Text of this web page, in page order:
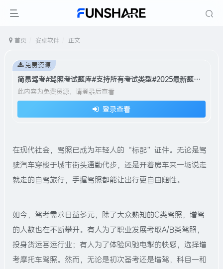
首页 安卓软件 正文
简易驾考#驾照考试题库#支持所有考试类型#2025最新题库#A785
此内容为免费资源，请登录后查看
登录查看
免费资源
在现代社会，驾照已成为年轻人的 “标配” 证件。无论是驾
驶汽车穿梭于城市街头通勤代步，还是开着房车来一场说走
就走的自驾旅行，手握驾照都能让出行更自由随性。
如今，驾考需求日益多元，除了大众熟知的C类驾照，增驾
的人数也在不断攀升。有人为了职业发展考取A/B类驾照，
投身货运客运行业；有人为了体验风驰电掣的快感，选择增
考摩托车驾照。然而，无论是初次备考还是增驾，科目一和